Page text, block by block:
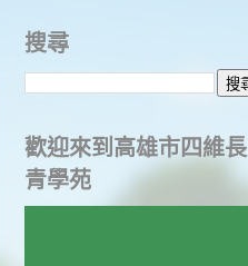
搜尋
歡迎來到高雄市四維長
青學苑